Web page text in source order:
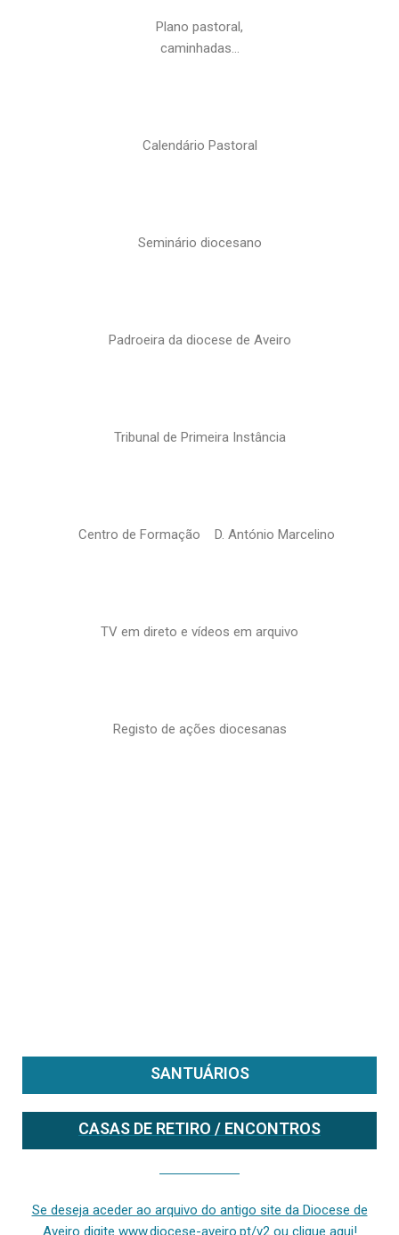
Plano pastoral,
caminhadas…
Calendário Pastoral
Seminário diocesano
Padroeira da diocese de Aveiro
Tribunal de Primeira Instância
Centro de Formação D. António Marcelino
TV em direto e vídeos em arquivo
Registo de ações diocesanas
SANTUÁRIOS
CASAS DE RETIRO / ENCONTROS
Se deseja aceder ao arquivo do antigo site da Diocese de
Aveiro digite www.diocese-aveiro.pt/v2 ou clique aqui!